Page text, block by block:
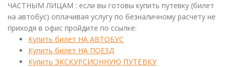
ЧАСТНЫМ ЛИЦАМ : если вы готовы купить путевку (билет
на автобус) оплачивая услугу по безналичному расчету не
приходя в офис пройдите по ссылке:
Купить билет НА АВТОБУС
Купить билет НА ПОЕЗД
Купить ЭКСКУРСИОННУЮ ПУТЁВКУ